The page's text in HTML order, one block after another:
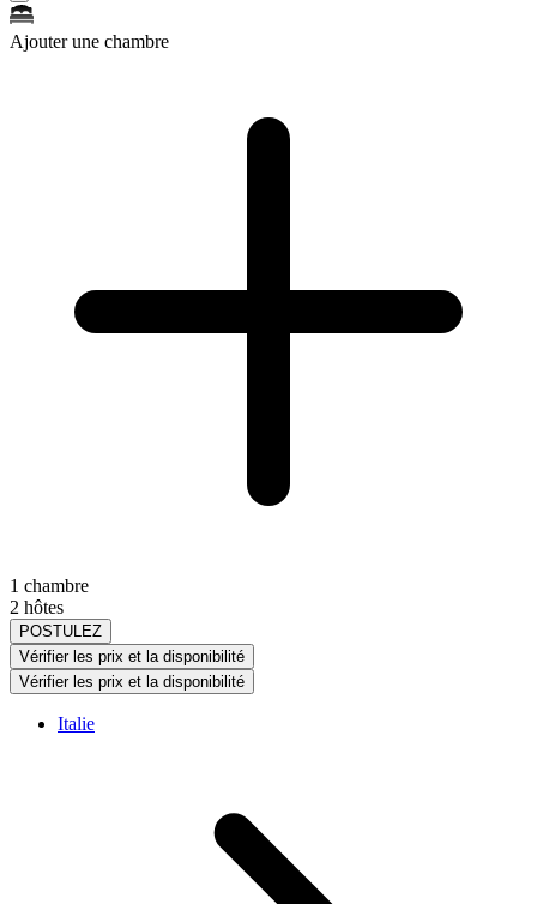
Ajouter une chambre
1 chambre
2 hôtes
POSTULEZ
Vérifier les prix et la disponibilité
Vérifier les prix et la disponibilité
Italie